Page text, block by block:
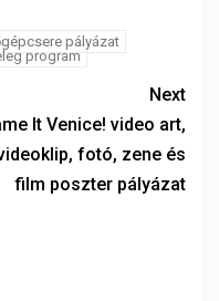
pályázat
program
Next
It Venice! video art,
fotó, zene és
film poszter pályázat